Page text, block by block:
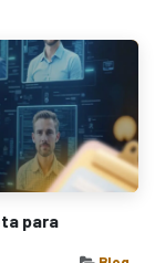
para